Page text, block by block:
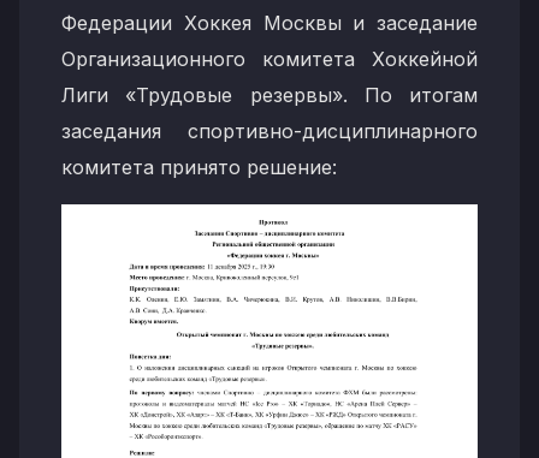
Федерации Хоккея Москвы и заседание
Организационного комитета Хоккейной
Лиги «Трудовые резервы». По итогам
заседания спортивно-дисциплинарного
комитета принято решение: